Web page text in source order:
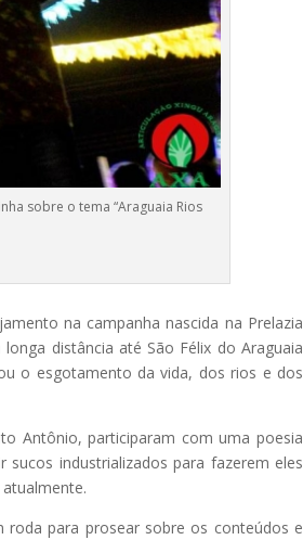
sobre o tema “Araguaia Rios
na campanha nascida na Prelazia
distância até São Félix do Araguaia
o esgotamento da vida, dos rios e dos
Antônio, participaram com uma poesia
industrializados para fazerem eles
roda para prosear sobre os conteúdos e